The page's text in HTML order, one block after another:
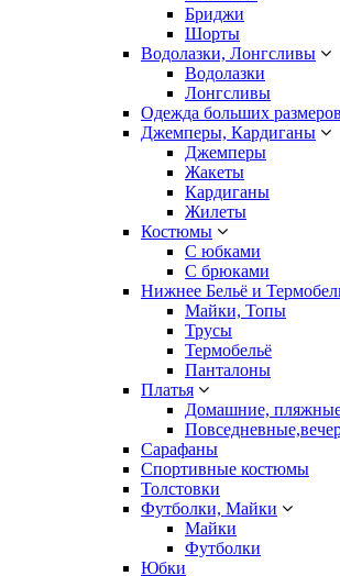
Бриджи
Шорты
Водолазки, Лонгсливы
Водолазки
Лонгсливы
Одежда больших размеров
Джемперы, Кардиганы
Джемперы
Жакеты
Кардиганы
Жилеты
Костюмы
С юбками
С брюками
Нижнее Бельё и
Майки, Топы
Трусы
Термобельё
Панталоны
Платья
Домашние,
Сарафаны
Спортивные костюмы
Толстовки
Футболки, Майки
Майки
Футболки
Юбки